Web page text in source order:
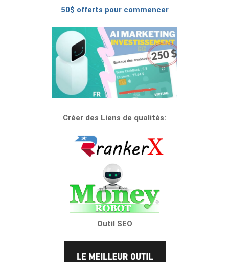
50$ offerts pour commencer
Créer des Liens de qualités:
Outil SEO